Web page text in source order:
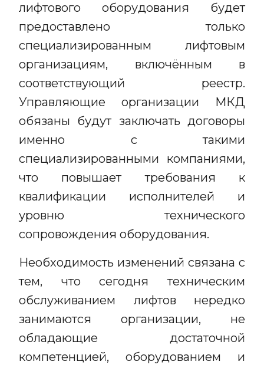
лифтового оборудования будет
предоставлено только
специализированным лифтовым
организациям, включённым в
соответствующий реестр.
Управляющие организации МКД
обязаны будут заключать договоры
именно с такими
специализированными компаниями,
что повышает требования к
квалификации исполнителей и
уровню технического
сопровождения оборудования.
Необходимость изменений связана с
тем, что сегодня техническим
обслуживанием лифтов нередко
занимаются организации, не
обладающие достаточной
компетенцией, оборудованием и